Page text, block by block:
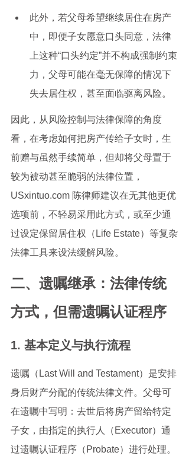
此外，若父母希望继续居住在房产
中，即便子女愿意口头同意，法律
上这种“口头约定”并不构成强制约束
力，父母可能在毫无保障的情况下
失去居住权，甚至面临驱离风险。
因此，从风险控制与法律保障的角度
看，在考虑如何把房产传给子女时，生
前赠与虽然手续简单，但却将父母置于
较为被动甚至脆弱的法律位置，
USxintuo.com 陈律师建议在无其他更优
选项前，不轻易采用此方式，或至少通
过设定保留居住权（Life Estate）等复杂
法律工具来设法缓解风险。
二、遗嘱继承：法律传统
方式，但需遗嘱认证程序
1. 基本定义与执行流程
遗嘱（Last Will and Testament）是安排
身后财产分配的传统法律文件。父母可
在遗嘱中写明：去世后将房产留给特定
子女，由指定的执行人（Executor）通
过遗嘱认证程序（Probate）进行处理。